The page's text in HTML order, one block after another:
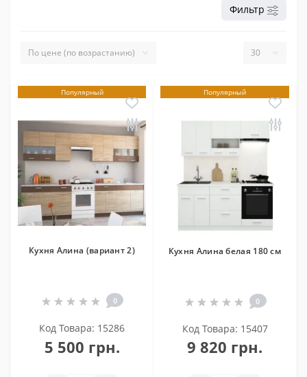
Фильтр
Популярный
Кухня Алина (вариант 2)
0
Код Товара: 15286
5 500 грн.
Популярный
Кухня Алина белая 180 см
0
Код Товара: 15407
9 820 грн.